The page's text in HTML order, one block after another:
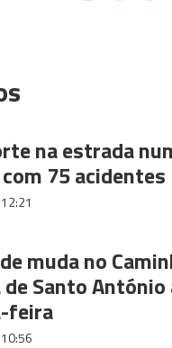
na estrada
75 acidentes
12:21
muda no
Santo
feira
10:56